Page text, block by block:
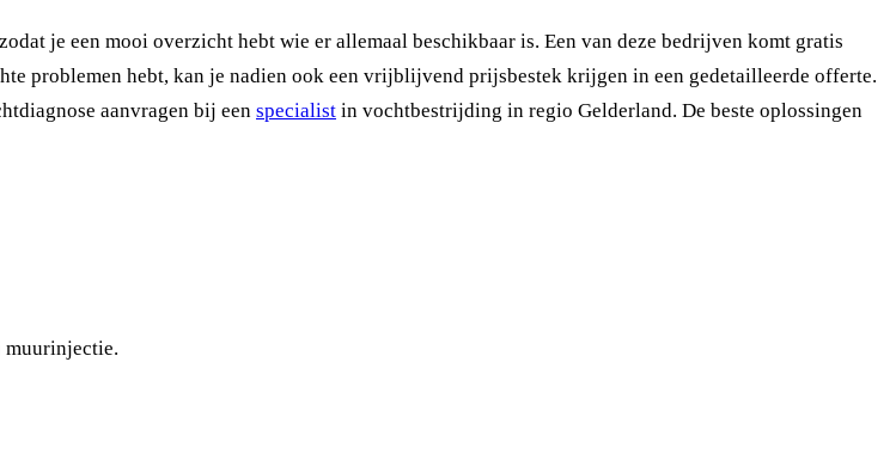
je een mooi overzicht hebt wie er allemaal beschikbaar is. Een van deze bedrijven komt gratis
problemen hebt, kan je nadien ook een vrijblijvend prijsbestek krijgen in een gedetailleerde offerte.
aanvragen bij een specialist in vochtbestrijding in regio Gelderland. De beste oplossingen
muurinjectie.